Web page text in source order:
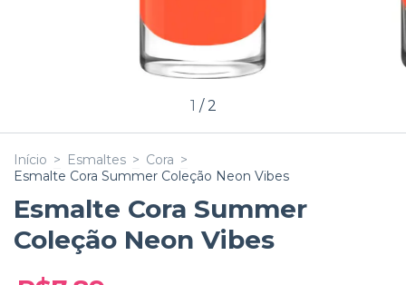
1 / 2
Início > Esmaltes > Cora >
Esmalte Cora Summer Coleção Neon Vibes
Esmalte Cora Summer
Coleção Neon Vibes